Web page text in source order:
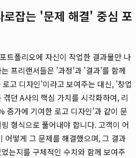
로잡는 '문제 해결' 중심 포
트폴리오에 자신이 작업한 결과물만 나
프리랜서들은 '과정'과 '결과'를 함께
고 디자인'이라고 보여주는 대신, '창업
던 A사의 핵심 가치를 시각화하여, 리
증가에 기여한 로고 디자인'과 같이 문
형식으로 풀어내야 합니다. 고객이 어
어떻게 그 문제를 해결했으며, 그 결과
는지를 구체적인 수치와 함께 보여주